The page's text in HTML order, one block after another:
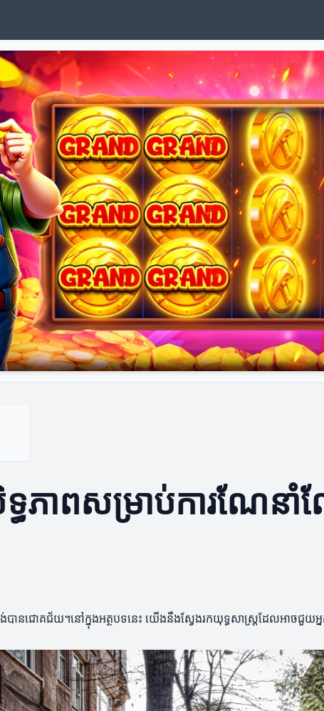
ធភាពសម្រាប់ការណែនាំ
នជោគជ័យ។នៅក្នុងអត្ថបទនេះ យើងនឹងស្វែងរកយុទ្ធសាស្ត្រដែលអាចជួយអ្ន